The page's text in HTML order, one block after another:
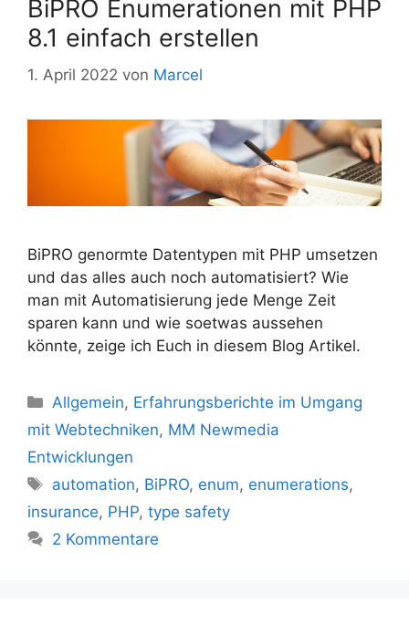
BiPRO Enumerationen mit PHP
8.1 einfach erstellen
1. April 2022 von Marcel
BiPRO genormte Datentypen mit PHP umsetzen
und das alles auch noch automatisiert? Wie
man mit Automatisierung jede Menge Zeit
sparen kann und wie soetwas aussehen
könnte, zeige ich Euch in diesem Blog Artikel.
Kategorien
Allgemein, Erfahrungsberichte im Umgang
mit Webtechniken, MM Newmedia
Entwicklungen
Schlagwörter
automation, BiPRO, enum, enumerations,
insurance, PHP, type safety
2 Kommentare